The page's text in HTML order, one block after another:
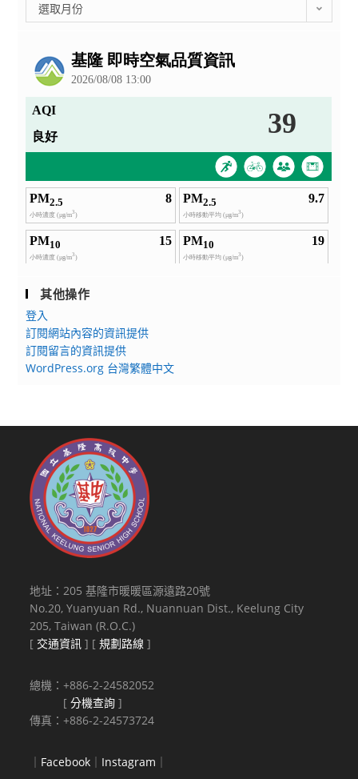
整
選取月份
其他操作
登入
訂閱網站內容的資訊提供
訂閱留言的資訊提供
WordPress.org 台灣繁體中文
地址：205 基隆市暖暖區源遠路20號
No.20, Yuanyuan Rd., Nuannuan Dist., Keelung City
205, Taiwan (R.O.C.)
[ 交通資訊 ] [規劃路線 ]
總機：+886-2-24582052
[分機查詢 ]
傳真：+886-2-24573724
｜ Facebook ｜ Instagram ｜